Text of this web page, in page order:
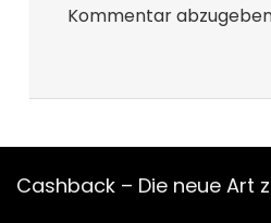
Kommentar
Cashback – Die neue Art